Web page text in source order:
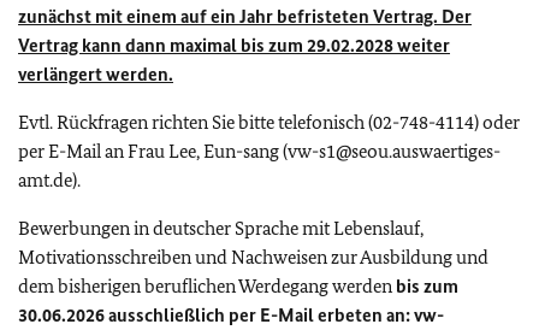
zunächst mit einem auf ein Jahr befristeten Vertrag. Der
Vertrag kann dann maximal bis zum 29.02.2028 weiter
verlängert werden.
Evtl. Rückfragen richten Sie bitte telefonisch (02-748-4114) oder
per E-Mail an Frau Lee, Eun-sang (vw-s1@seou.auswaertiges-
amt.de).
Bewerbungen in deutscher Sprache mit Lebenslauf,
Motivationsschreiben und Nachweisen zur Ausbildung und
dem bisherigen beruflichen Werdegang werden bis zum
30.06.2026 ausschließlich per E-Mail erbeten an: vw-